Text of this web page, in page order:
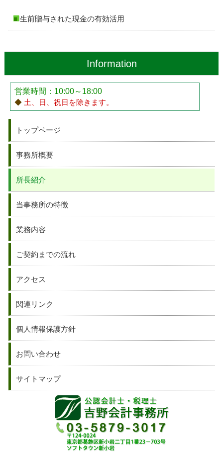
生前贈与された現金の有効活用
Information
営業時間：10:00～18:00
◆ 土、日、祝日を除きます。
トップページ
事務所概要
所長紹介
当事務所の特徴
業務内容
ご契約までの流れ
アクセス
関連リンク
個人情報保護方針
お問い合わせ
サイトマップ